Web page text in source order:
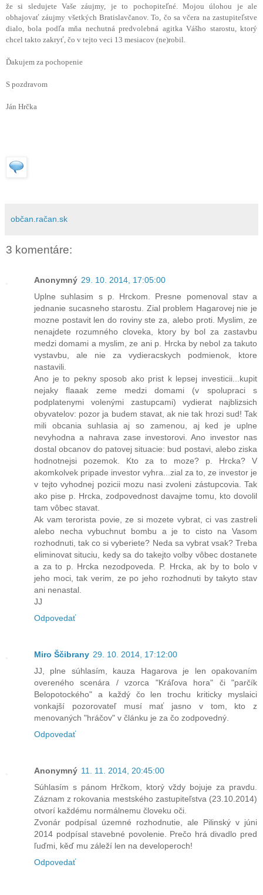
že si sledujete Vaše záujmy, je to pochopiteľné. Mojou úlohou je ale
obhajovať záujmy všetkých Bratislavčanov. To, čo sa včera na zastupiteľstve
dialo, bola podľa mňa nechutná predvolebná agitka Vášho starostu, ktorý
chcel takto zakryť, čo v tejto veci 13 mesiacov (ne)robil.
Ďakujem za pochopenie
S pozdravom
Ján Hrčka
občan.račan.sk
3 komentáre:
Anonymný 29. 10. 2014, 17:05:00
Uplne suhlasim s p. Hrckom. Presne pomenoval stav a
jednanie sucasneho starostu. Zial problem Hagarovej nie je
mozne postavit len do roviny ste za, alebo proti. Myslim, ze
nenajdete rozumného cloveka, ktory by bol za zastavbu
medzi domami a myslim, ze ani p. Hrcka by nebol za takuto
vystavbu, ale nie za vydieracskych podmienok, ktore
nastavili.
Ano je to pekny sposob ako prist k lepsej investicii...kupit
nejaky flaaak zeme medzi domami (v spolupraci s
podplatenymi volenými zastupcami) vydierat najblizsich
obyvatelov: pozor ja budem stavat, ak nie tak hrozi sud! Tak
mili obcania suhlasia aj so zamenou, aj ked je uplne
nevyhodna a nahrava zase investorovi. Ano investor nas
dostal obcanov do patovej situacie: bud postavi, alebo ziska
hodnotnejsi pozemok. Kto za to moze? p. Hrcka? V
akomkolvek pripade investor vyhra...zial za to, ze investor je
v tejto vyhodnej pozicii mozu nasi zvoleni zástupcovia. Tak
ako pise p. Hrcka, zodpovednost davajme tomu, kto dovolil
tam vôbec stavat.
Ak vam terorista povie, ze si mozete vybrat, ci vas zastreli
alebo necha vybuchnut bombu a je to cisto na Vasom
rozhodnuti, tak co si vyberiete? Neda sa vybrat vsak? Treba
eliminovat situciu, kedy sa do takejto volby vôbec dostanete
a za to p. Hrcka nezodpoveda. P. Hrcka, ak by to bolo v
jeho moci, tak verim, ze po jeho rozhodnuti by takyto stav
ani nenastal.
JJ
Odpovedať
Miro Ščibrany 29. 10. 2014, 17:12:00
JJ, plne súhlasím, kauza Hagarova je len opakovaním
overeného scenára / vzorca "Kráľova hora" či "parčík
Belopotockého" a každý čo len trochu kriticky myslaici
vonkajší pozorovateľ musí mať jasno v tom, kto z
menovaných "hráčov" v článku je za čo zodpovedný.
Odpovedať
Anonymný 11. 11. 2014, 20:45:00
Súhlasím s pánom Hrčkom, ktorý vždy bojuje za pravdu.
Záznam z rokovania mestského zastupiteľstva (23.10.2014)
otvorí každému normálnemu človeku oči.
Zvonár podpísal územné rozhodnutie, ale Pilinský v júni
2014 podpísal stavebné povolenie. Prečo hrá divadlo pred
ľuďmi, kěď mu záleží len na developeroch!
Odpovedať